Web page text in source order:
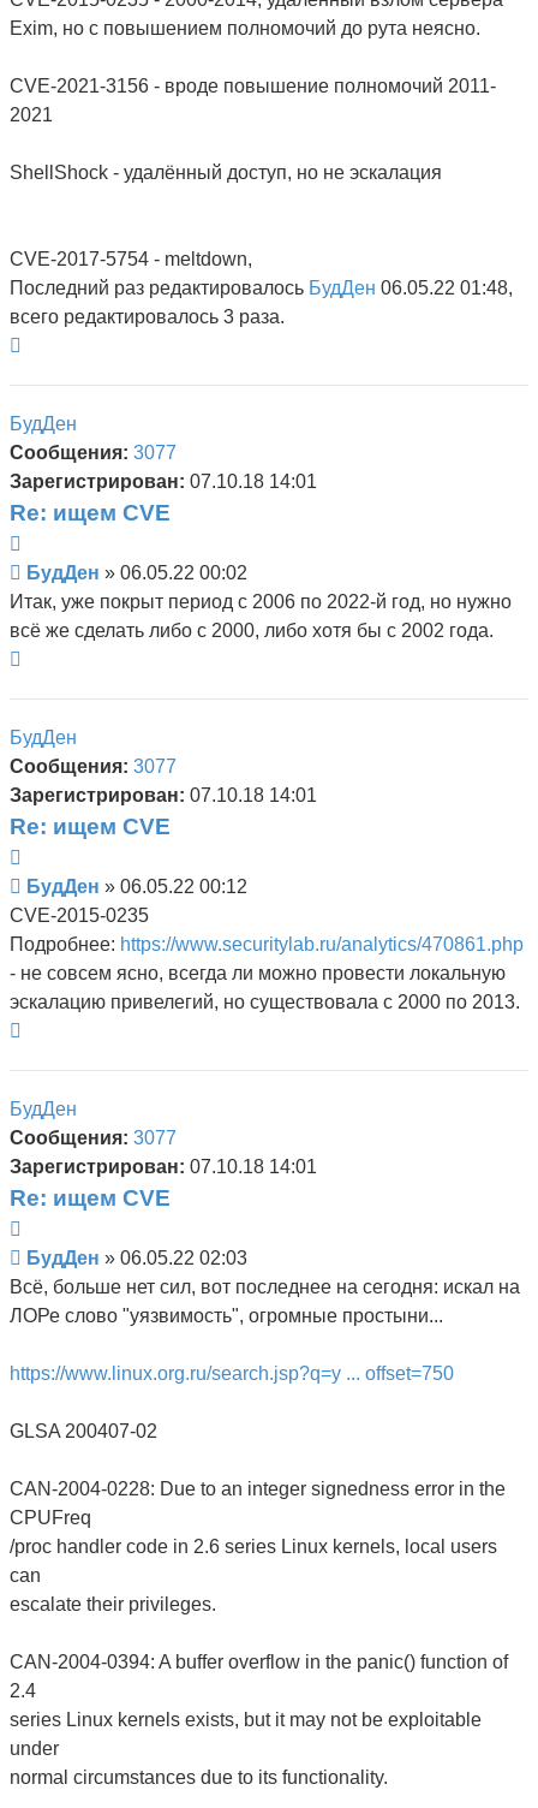
Exim, но с повышением полномочий до рута неясно.
CVE-2021-3156 - вроде повышение полномочий 2011-
2021
ShellShock - удалённый доступ, но не эскалация
CVE-2017-5754 - meltdown,
Последний раз редактировалось БудДен 06.05.22 01:48,
всего редактировалось 3 раза.
БудДен
Сообщения: 3077
Зарегистрирован: 07.10.18 14:01
Re: ищем CVE
Сообщение
БудДен » 06.05.22 00:02
Итак, уже покрыт период с 2006 по 2022-й год, но нужно
всё же сделать либо с 2000, либо хотя бы с 2002 года.
БудДен
Сообщения: 3077
Зарегистрирован: 07.10.18 14:01
Re: ищем CVE
Сообщение
БудДен » 06.05.22 00:12
CVE-2015-0235
Подробнее: https://www.securitylab.ru/analytics/470861.php
- не совсем ясно, всегда ли можно провести локальную
эскалацию привелегий, но существовала с 2000 по 2013.
БудДен
Сообщения: 3077
Зарегистрирован: 07.10.18 14:01
Re: ищем CVE
Сообщение
БудДен » 06.05.22 02:03
Всё, больше нет сил, вот последнее на сегодня: искал на
ЛОРе слово "уязвимость", огромные простыни...
https://www.linux.org.ru/search.jsp?q=у ... offset=750
GLSA 200407-02
CAN-2004-0228: Due to an integer signedness error in the
CPUFreq
/proc handler code in 2.6 series Linux kernels, local users
can
escalate their privileges.
CAN-2004-0394: A buffer overflow in the panic() function of
2.4
series Linux kernels exists, but it may not be exploitable
under
normal circumstances due to its functionality.